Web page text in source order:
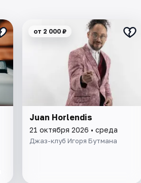
от 2 000 ₽
Juan Horlendis
21 октября 2026 • среда
Джаз-клуб Игоря Бутмана